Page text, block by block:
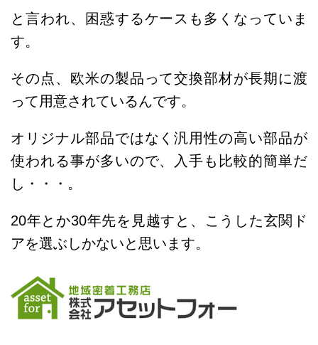
と言われ、困惑するケースも多くなっていま
す。
その点、欧米の製品って交換部材が長期に渡
って用意されているんです。
オリジナル部品ではなく汎用性の高い部品が
使われる事が多いので、入手も比較的簡単だ
し・・・。
20年とか30年先を見越すと、こうした玄関ド
アを選ぶしかないと思います。